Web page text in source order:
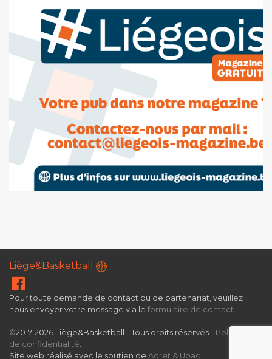
Liège&Basketball
Pour toute demande de contact ou de partenariat, veuillez
nous envoyer votre message via le formulaire de contact.
©2017-2026 Liège&Basketball - Tous droits réservés - Politique
de confidentialité.
Site web réalisé avec le soutien de Adret & Ubac